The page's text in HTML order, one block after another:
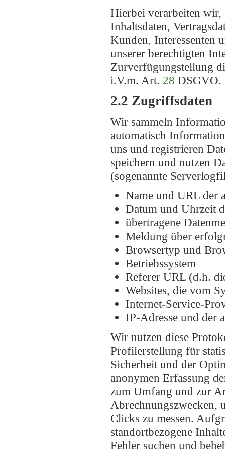
Hierbei verarbeiten wir,
Inhaltsdaten,
Kunden, Interessenten
unserer berechtigten
Zurverfügungstellung
i.V.m. Art. 28 DSGVO.
2.2 Zugriffsdaten
Wir sammeln
automatisch
uns und registrieren
speichern und nutzen
(sogenannte
Name und URL der
Datum und Uhrzeit
übertragene
Meldung über
Browsertyp und
Betriebssystem
Referer URL (d.h.
Websites, die vom
Internet-Service-
IP-Adresse und der
Wir nutzen diese
Profilerstellung für
Sicherheit und der
anonymen Erfassung
zum Umfang und zur
Abrechnungszwecken,
Clicks zu messen.
standortbezogene
Fehler suchen und